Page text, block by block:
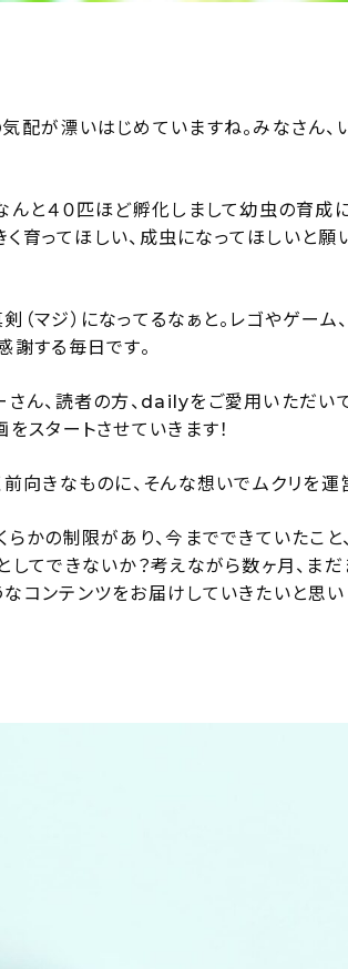
配が漂いはじめていますね。みなさん、
と４０匹ほど孵化しまして幼虫の育成
育ってほしい、成虫になってほしいと願
マジ）になってるなぁと。レゴやゲーム
謝する毎日です。
さん、読者の方、dailyをご愛用いただい
スタートさせていきます！
向きなものに、そんな想いでムクリを運
かの制限があり、今までできていたこと
てできないか？考えながら数ヶ月、ま
コンテンツをお届けしていきたいと思い